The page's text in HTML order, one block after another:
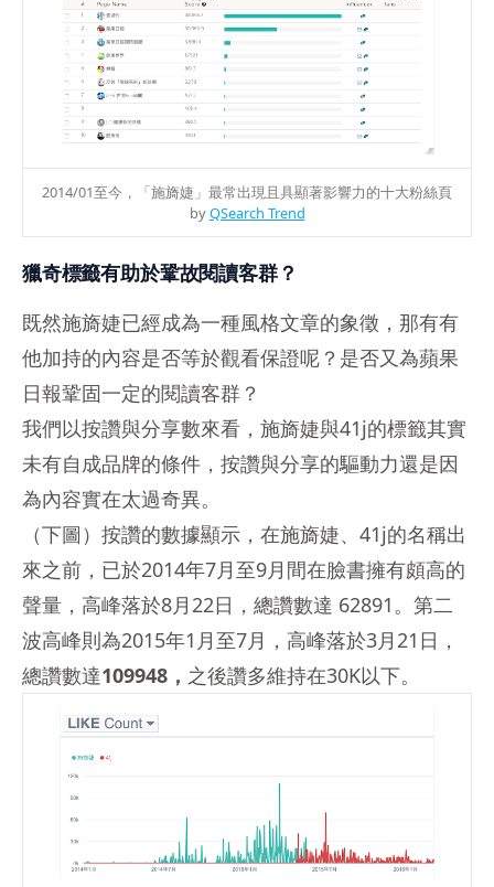
2014/01至今，「施旖婕 」最常出現且具顯著影響力的十大粉絲頁
byQSearch Trend
獵奇標籤有助於鞏故閱讀客群？
既然施旖婕已經成為一種風格文章的象徵，那有有
他加持的內容是否等於觀看保證呢？是否又為蘋果
日報鞏固一定的閱讀客群？
我們以按讚與分享數來看，施旖婕與41j的標籤其實
未有自成品牌的條件，按讚與分享的驅動力還是因
為內容實在太過奇異。
（下圖）按讚的數據顯示，在施旖婕、41j的名稱出
來之前，已於2014年7月至9月間在臉書擁有頗高的
聲量，高峰落於8月22日，總讚數達 62891。第二
波高峰則為2015年1月至7月，高峰落於3月21日，
總讚數達109948， 之後讚多維持在30K以下。